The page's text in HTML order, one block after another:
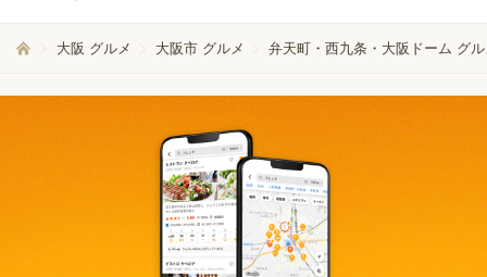
大阪 グルメ 大阪市 グルメ 弁天町・西九条・大阪ドーム グ